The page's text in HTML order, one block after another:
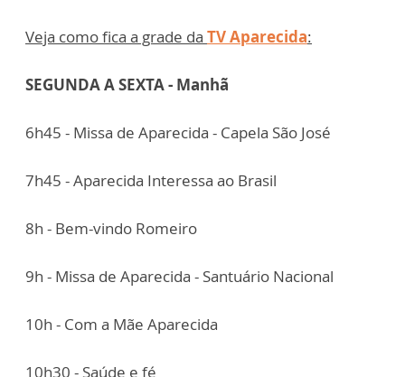
Veja como fica a grade da TV Aparecida:
SEGUNDA A SEXTA - Manhã
6h45 - Missa de Aparecida - Capela São José
7h45 - Aparecida Interessa ao Brasil
8h - Bem-vindo Romeiro
9h - Missa de Aparecida - Santuário Nacional
10h - Com a Mãe Aparecida
10h30 - Saúde e fé